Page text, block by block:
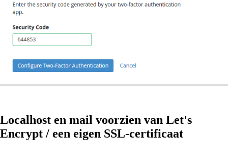
Localhost en mail voorzien van Let's
Encrypt / een eigen SSL-certificaat